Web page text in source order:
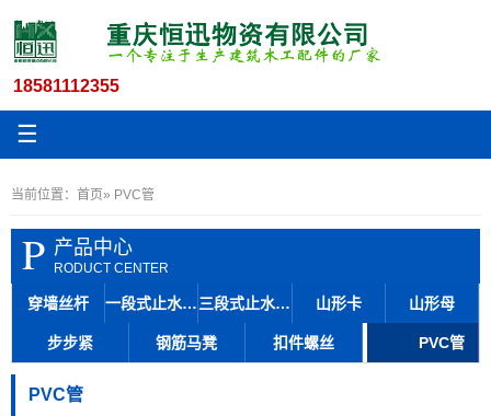
18581112355
☰
当前位置： 首页» PVC管
P 产品中心
RODUCT CENTER
穿墙丝杆 一段式止水丝杆 三段式止水丝杆 山形卡 山形母
步步紧 钢筋马凳 扣件螺丝 PVC管
PVC管